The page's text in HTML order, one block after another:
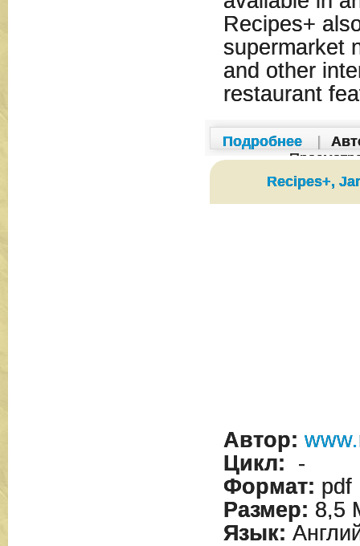
Recipes+
supermarket
and other
restaurant
Подробнее
Recipes+,
Автор:
Цикл: -
Формат: pdf
Размер: 8,5
Язык: